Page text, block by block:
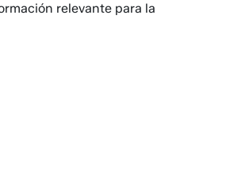
relevante para la